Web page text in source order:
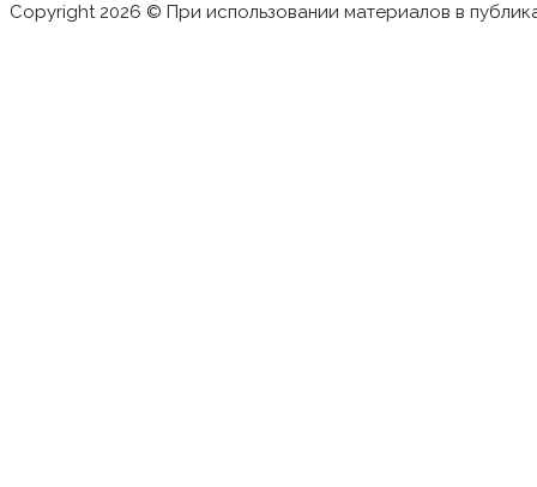
Copyright 2026 © При использовании материалов в